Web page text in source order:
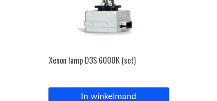
Xenon lamp D3S 6000K (set)
In winkelmand